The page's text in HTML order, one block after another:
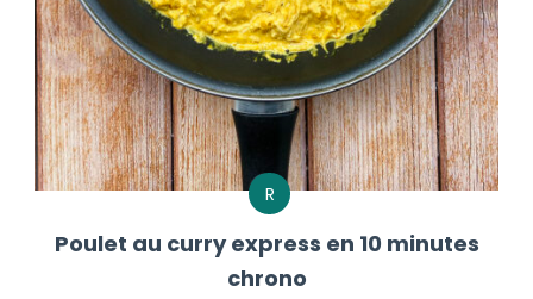
R
Poulet au curry express en 10 minutes
chrono